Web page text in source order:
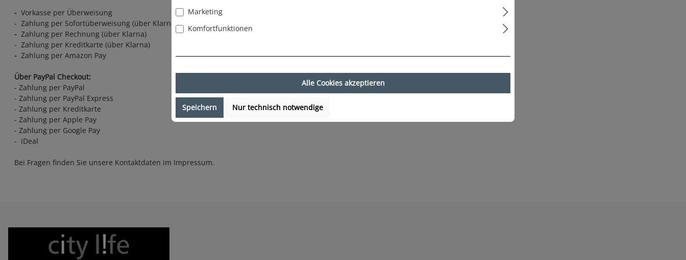
- Vorkasse per Überweisung
- Zahlung per Sofortüberweisung (über Klarna)
- Zahlung per Rechnung (über Klarna)
- Zahlung per Kreditkarte (über Klarna)
- Zahlung per Amazon Pay
Über PayPal Checkout:
- Zahlung per PayPal
- Zahlung per PayPal Express
- Zahlung per Kreditkarte
- Zahlung per Apple Pay
- Zahlung per Google Pay
- iDeal
Bei Fragen finden Sie unsere Kontaktdaten im Impressum.
Marketing
Komfortfunktionen
Alle Cookies akzeptieren
Speichern Nur technisch notwendige